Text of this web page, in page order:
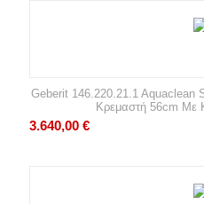
Geberit 146.220.21.1 Aquaclean
Κρεμαστή 56cm Με
3.640,00 €